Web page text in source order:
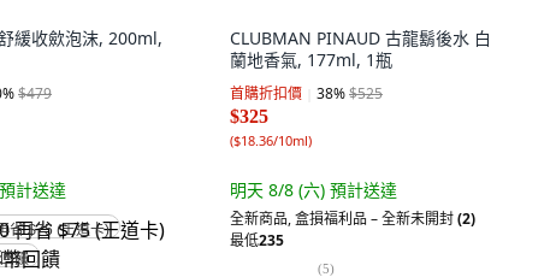
緩收歛泡沫, 200ml,
%$479
預計送達
省 $75 (王道卡)
饋
CLUBMAN PINAUD 古龍鬍後水 白
蘭地香氣, 177ml, 1瓶
首購折扣價 38%$525
$325
($18.36/10ml)
明天 8/8 (六) 預計送達
全新商品,盒損福利品 – 全新未開封(2)
最低235
(5)